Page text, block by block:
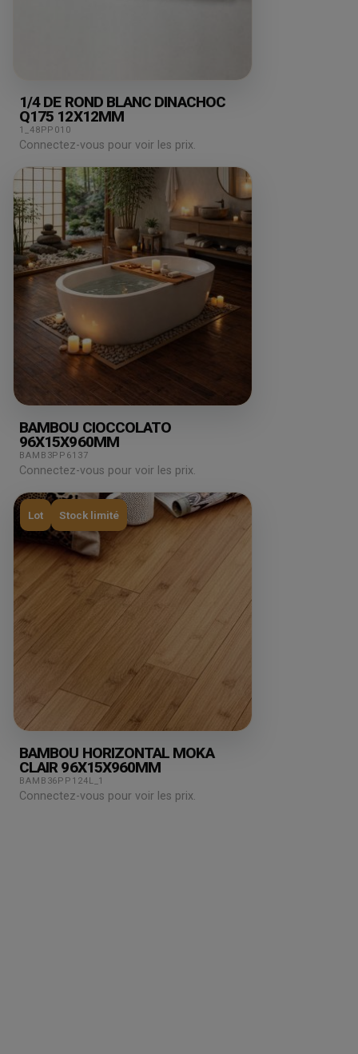
1/4 DE ROND BLANC DINACHOC
Q175 12X12MM
1_48PP010
Connectez-vous pour voir les prix.
BAMBOU CIOCCOLATO
96X15X960MM
BAMB3PP6137
Connectez-vous pour voir les prix.
Lot Stock limité
BAMBOU HORIZONTAL MOKA
CLAIR 96X15X960MM
BAMB36PP124L_1
Connectez-vous pour voir les prix.